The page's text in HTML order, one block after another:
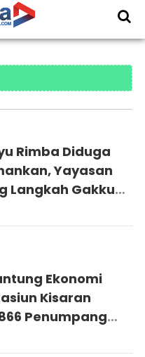
Rimba Diduga
Yayasan
Langkah Gakkum
Ekonomi
Kisaran
Penumpang
2026